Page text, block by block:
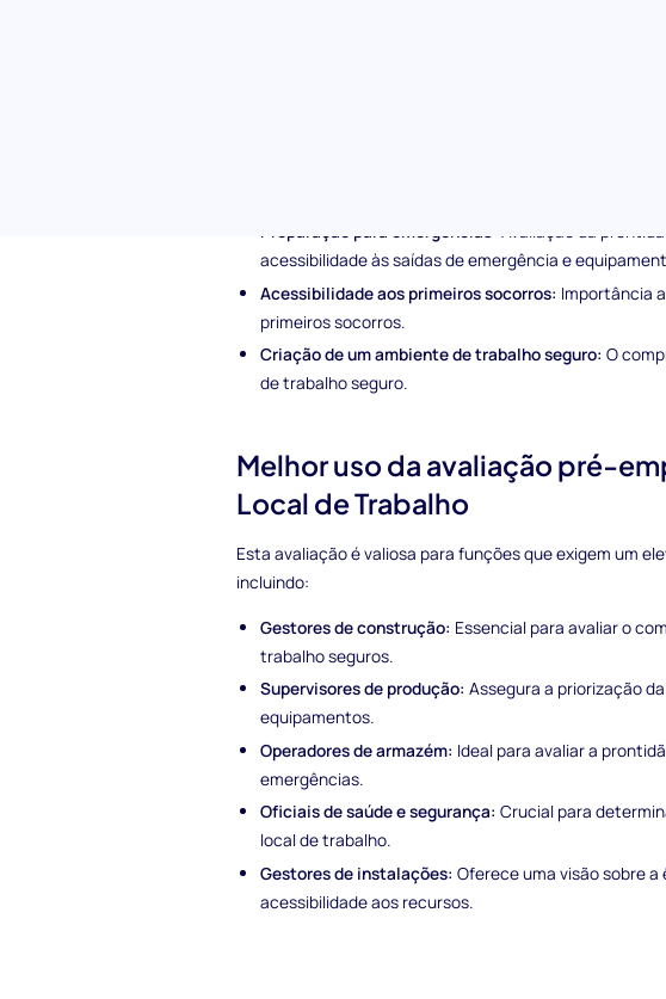
Preparação para emergências: Avaliação da
acessibilidade às saídas de emergência e
Acessibilidade aos primeiros socorros: Importância
primeiros socorros.
Criação de um ambiente de trabalho seguro: O
de trabalho seguro.
Melhor uso da avaliação pré-
Local de Trabalho
Esta avaliação é valiosa para funções que exigem um
incluindo:
Gestores de construção: Essencial para avaliar o
trabalho seguros.
Supervisores de produção: Assegura a priorização
equipamentos.
Operadores de armazém: Ideal para avaliar a
emergências.
Oficiais de saúde e segurança: Crucial para
local de trabalho.
Gestores de instalações: Oferece uma visão sobre
acessibilidade aos recursos.